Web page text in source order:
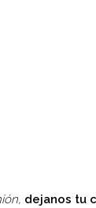
dejanos tu